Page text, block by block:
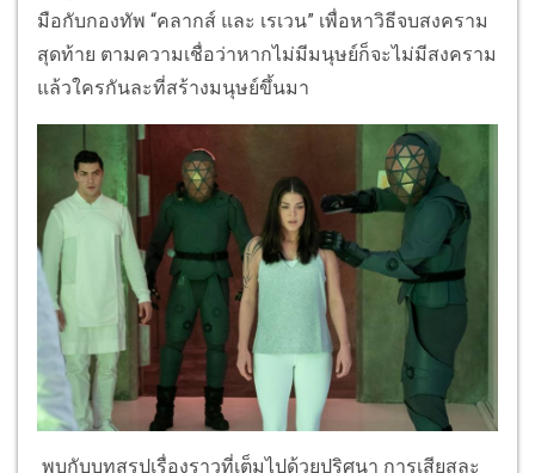
มือกับกองทัพ “คลากส์ และ เรเวน” เพื่อหาวิธีจบสงคราม
สุดท้าย ตามความเชื่อว่าหากไม่มีมนุษย์ก็จะไม่มีสงคราม
แล้วใครกันละที่สร้างมนุษย์ขึ้นมา
พบกับบทสรุปเรื่องราวที่เต็มไปด้วยปริศนา การเสียสละ